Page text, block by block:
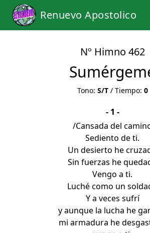
Renuevo Apostolico
Nº Himno 462
Tono: S/T/ Tiempo: 0
- 1 -
/Cansada del
Sediento de ti.
Un desierto he
Sin fuerzas he
Vengo a ti.
Luché como un
Y a veces sufrí
y aunque la lucha he
mi armadura he